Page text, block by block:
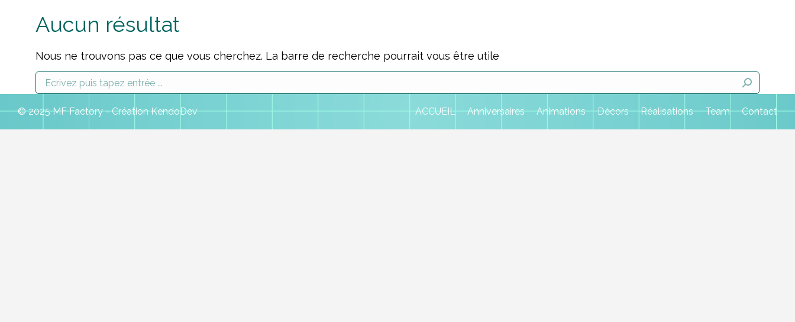
Aucun résultat
Nous ne trouvons pas ce que vous cherchez. La barre de recherche pourrait vous être utile
Recherche
© 2025 MF Factory - CréationKendoDev ACCUEIL Anniversaires Animations Décors Réalisations Team Contact